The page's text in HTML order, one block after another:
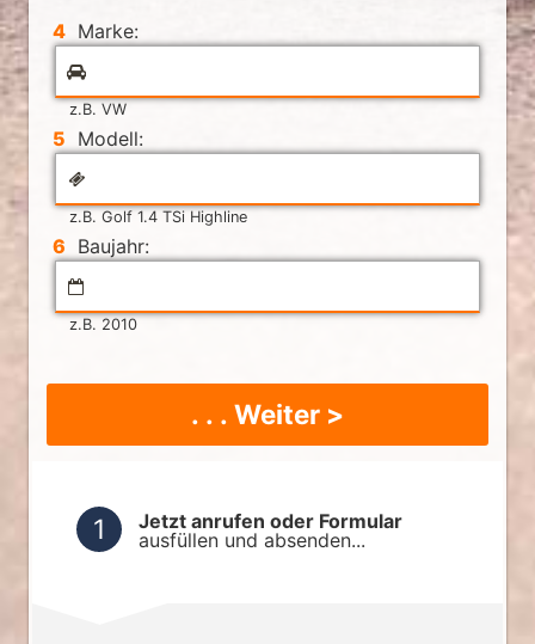
4 Marke:
z.B. VW
5 Modell:
z.B. Golf 1.4 TSi Highline
6 Baujahr:
z.B. 2010
. . . Weiter >
Jetzt anrufen oder Formular
ausfüllen und absenden...